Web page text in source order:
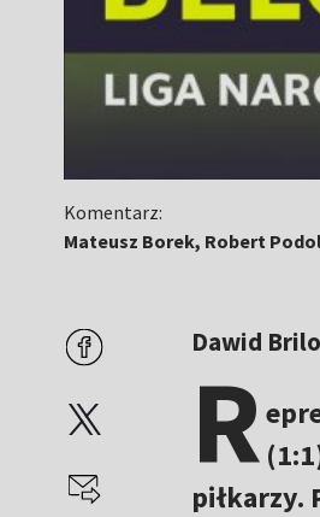
Komentarz:
Mateusz Borek, Robert
Dawid
R
piłkarzy.